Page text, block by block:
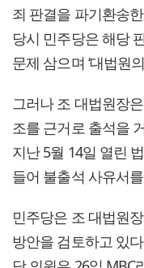
죄 판결을 파기환송
당시 민주당은 해당
문제 삼으며 ‘대법원
그러나 조 대법원장
조를 근거로 출석을
지난 5월 14일 열린
들어 불출석 사유서
민주당은 조 대법원
방안을 검토하고 있